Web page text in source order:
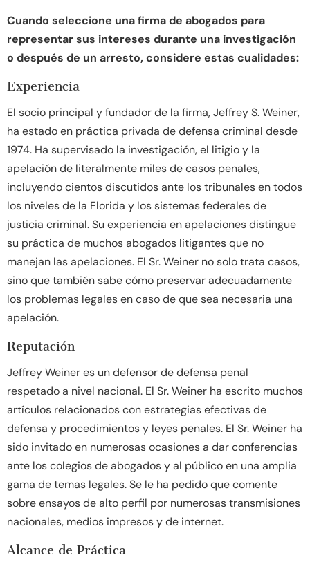
Cuando seleccione una firma de abogados para
representar sus intereses durante una investigación
o después de un arresto, considere estas cualidades:
Experiencia
El socio principal y fundador de la firma, Jeffrey S. Weiner,
ha estado en práctica privada de defensa criminal desde
1974. Ha supervisado la investigación, el litigio y la
apelación de literalmente miles de casos penales,
incluyendo cientos discutidos ante los tribunales en todos
los niveles de la Florida y los sistemas federales de
justicia criminal. Su experiencia en apelaciones distingue
su práctica de muchos abogados litigantes que no
manejan las apelaciones. El Sr. Weiner no solo trata casos,
sino que también sabe cómo preservar adecuadamente
los problemas legales en caso de que sea necesaria una
apelación.
Reputación
Jeffrey Weiner es un defensor de defensa penal
respetado a nivel nacional. El Sr. Weiner ha escrito muchos
artículos relacionados con estrategias efectivas de
defensa y procedimientos y leyes penales. El Sr. Weiner ha
sido invitado en numerosas ocasiones a dar conferencias
ante los colegios de abogados y al público en una amplia
gama de temas legales. Se le ha pedido que comente
sobre ensayos de alto perfil por numerosas transmisiones
nacionales, medios impresos y de internet.
Alcance de Práctica